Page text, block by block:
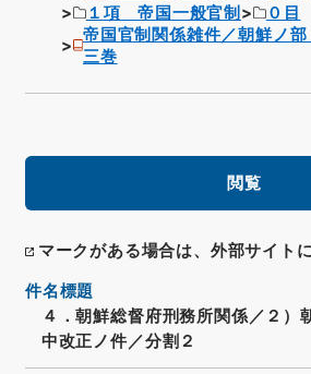
１項 帝国一般官制
０目
帝国官制関係雑件／朝鮮ノ
三巻
閲覧
マークがある場合は、外部サイト
件名標題
４．朝鮮総督府刑務所関係／２）
中改正ノ件／分割２